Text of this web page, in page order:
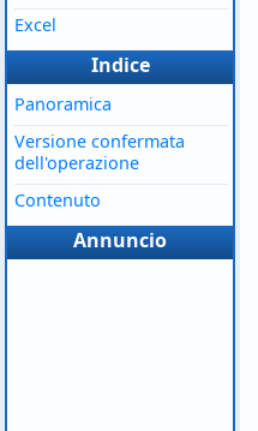
Excel
Indice
Panoramica
Versione confermata
dell'operazione
Contenuto
Annuncio